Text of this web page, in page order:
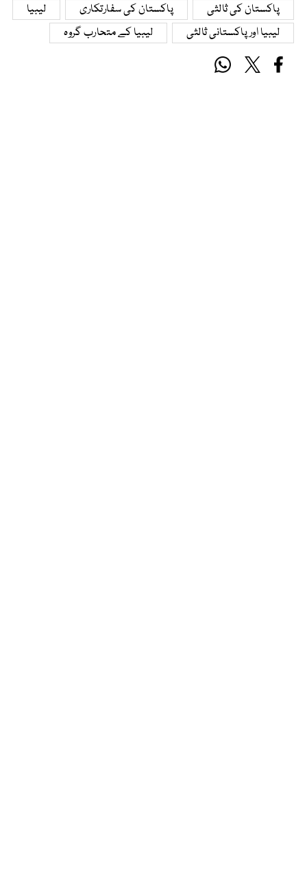
پاکستان کی ثالثی پاکستان کی سفارتکاری
لیبیا
لیبیا اور پاکستانی ثالثی
لیبیا کے متحارب گروہ